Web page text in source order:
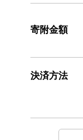
寄附金額
決済方法